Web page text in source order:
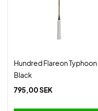
Hundred Flareon Typhoon
Black
795,00 SEK